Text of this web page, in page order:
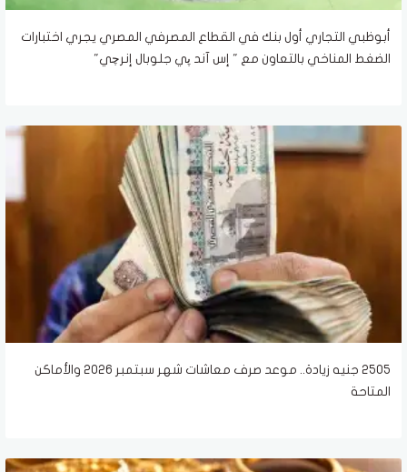
أبوظبي التجاري أول بنك في القطاع المصرفي المصري يجري اختبارات
الضغط المناخي بالتعاون مع " إس آند پي جلوبال إنرچي"
2505 جنيه زيادة.. موعد صرف معاشات شهر سبتمبر 2026 والأماكن
المتاحة